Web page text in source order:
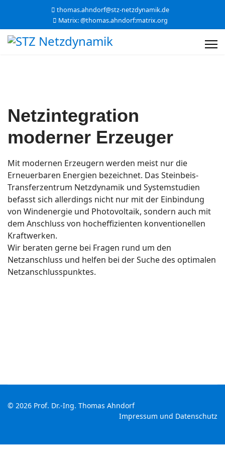
thomas.ahndorf@stz-netzdynamik.de
Matrix: @thomas.ahndorf:matrix.org
Netzintegration
moderner Erzeuger
Mit modernen Erzeugern werden meist nur die
Erneuerbaren Energien bezeichnet. Das Steinbeis-
Transferzentrum Netzdynamik und Systemstudien
befasst sich allerdings nicht nur mit der Einbindung
von Windenergie und Photovoltaik, sondern auch mit
dem Anschluss von hocheffizienten konventionellen
Kraftwerken.
Wir beraten gerne bei Fragen rund um den
Netzanschluss und helfen bei der Suche des optimalen
Netzanschlusspunktes.
© 2026 Prof. Dr.-Ing. Thomas Ahndorf
Impressum und Datenschutz